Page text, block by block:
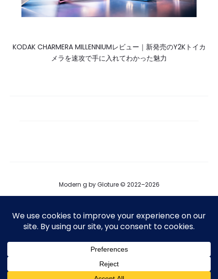
KODAK CHARMERA MILLENNIUMレビュー｜新発売のY2Kトイカ
メラを速攻で手に入れてわかった魅力
Modern g by Gloture © 2022–2026
運営会社
プロダクト掲載
T F